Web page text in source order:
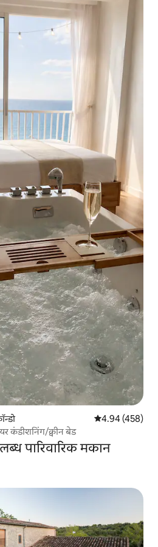
औसत रेटिंग 5 में से
4.94 (458)
कंडीशनिंग/क्वीन बेड
पारिवारिक मकान